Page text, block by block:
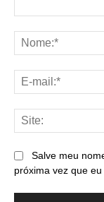
Salve meu
próxima vez que